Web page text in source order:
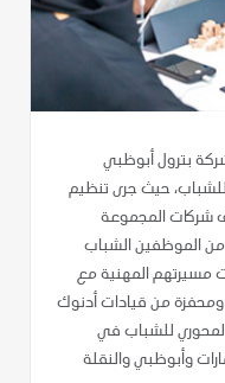
بترول أبوظبي
للشباب، حيث جرى تنظيم
شركات المجموعة
من الموظفين الشباب
مسيرتهم المهنية مع
من قيادات أدنوك
للشباب في
وأبوظبي والنقلة